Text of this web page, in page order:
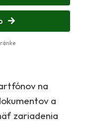
na
a
zariadenia